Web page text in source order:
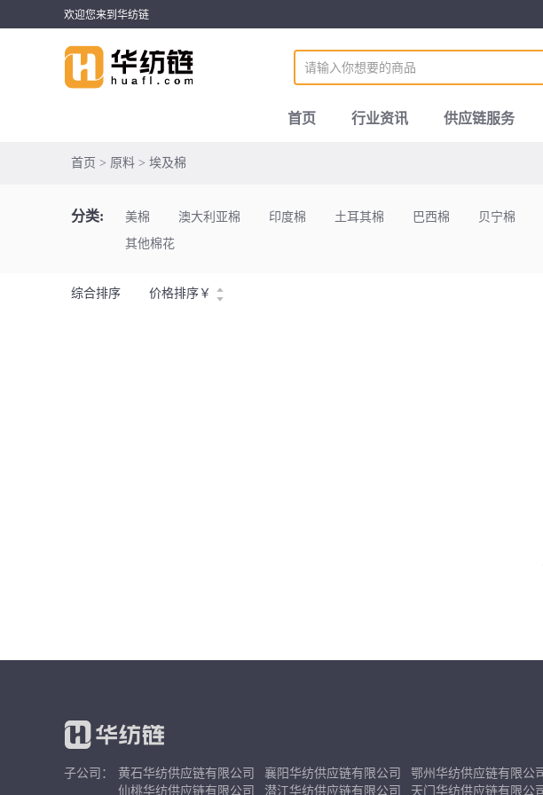
欢迎您来到华纺链
首页 行业资讯 供应链服务
首页 > 原料 > 埃及棉
分类: 美棉 澳大利亚棉 印度棉 土耳其棉 巴西棉 贝宁棉
其他棉花
综合排序 价格排序 ￥
子公司： 黄石华纺供应链有限公司 襄阳华纺供应链有限公司
鄂州华纺供应链有限公司
仙桃华纺供应链有限公司
潜江华纺供应链有限公司 天门华纺供应链有限公司